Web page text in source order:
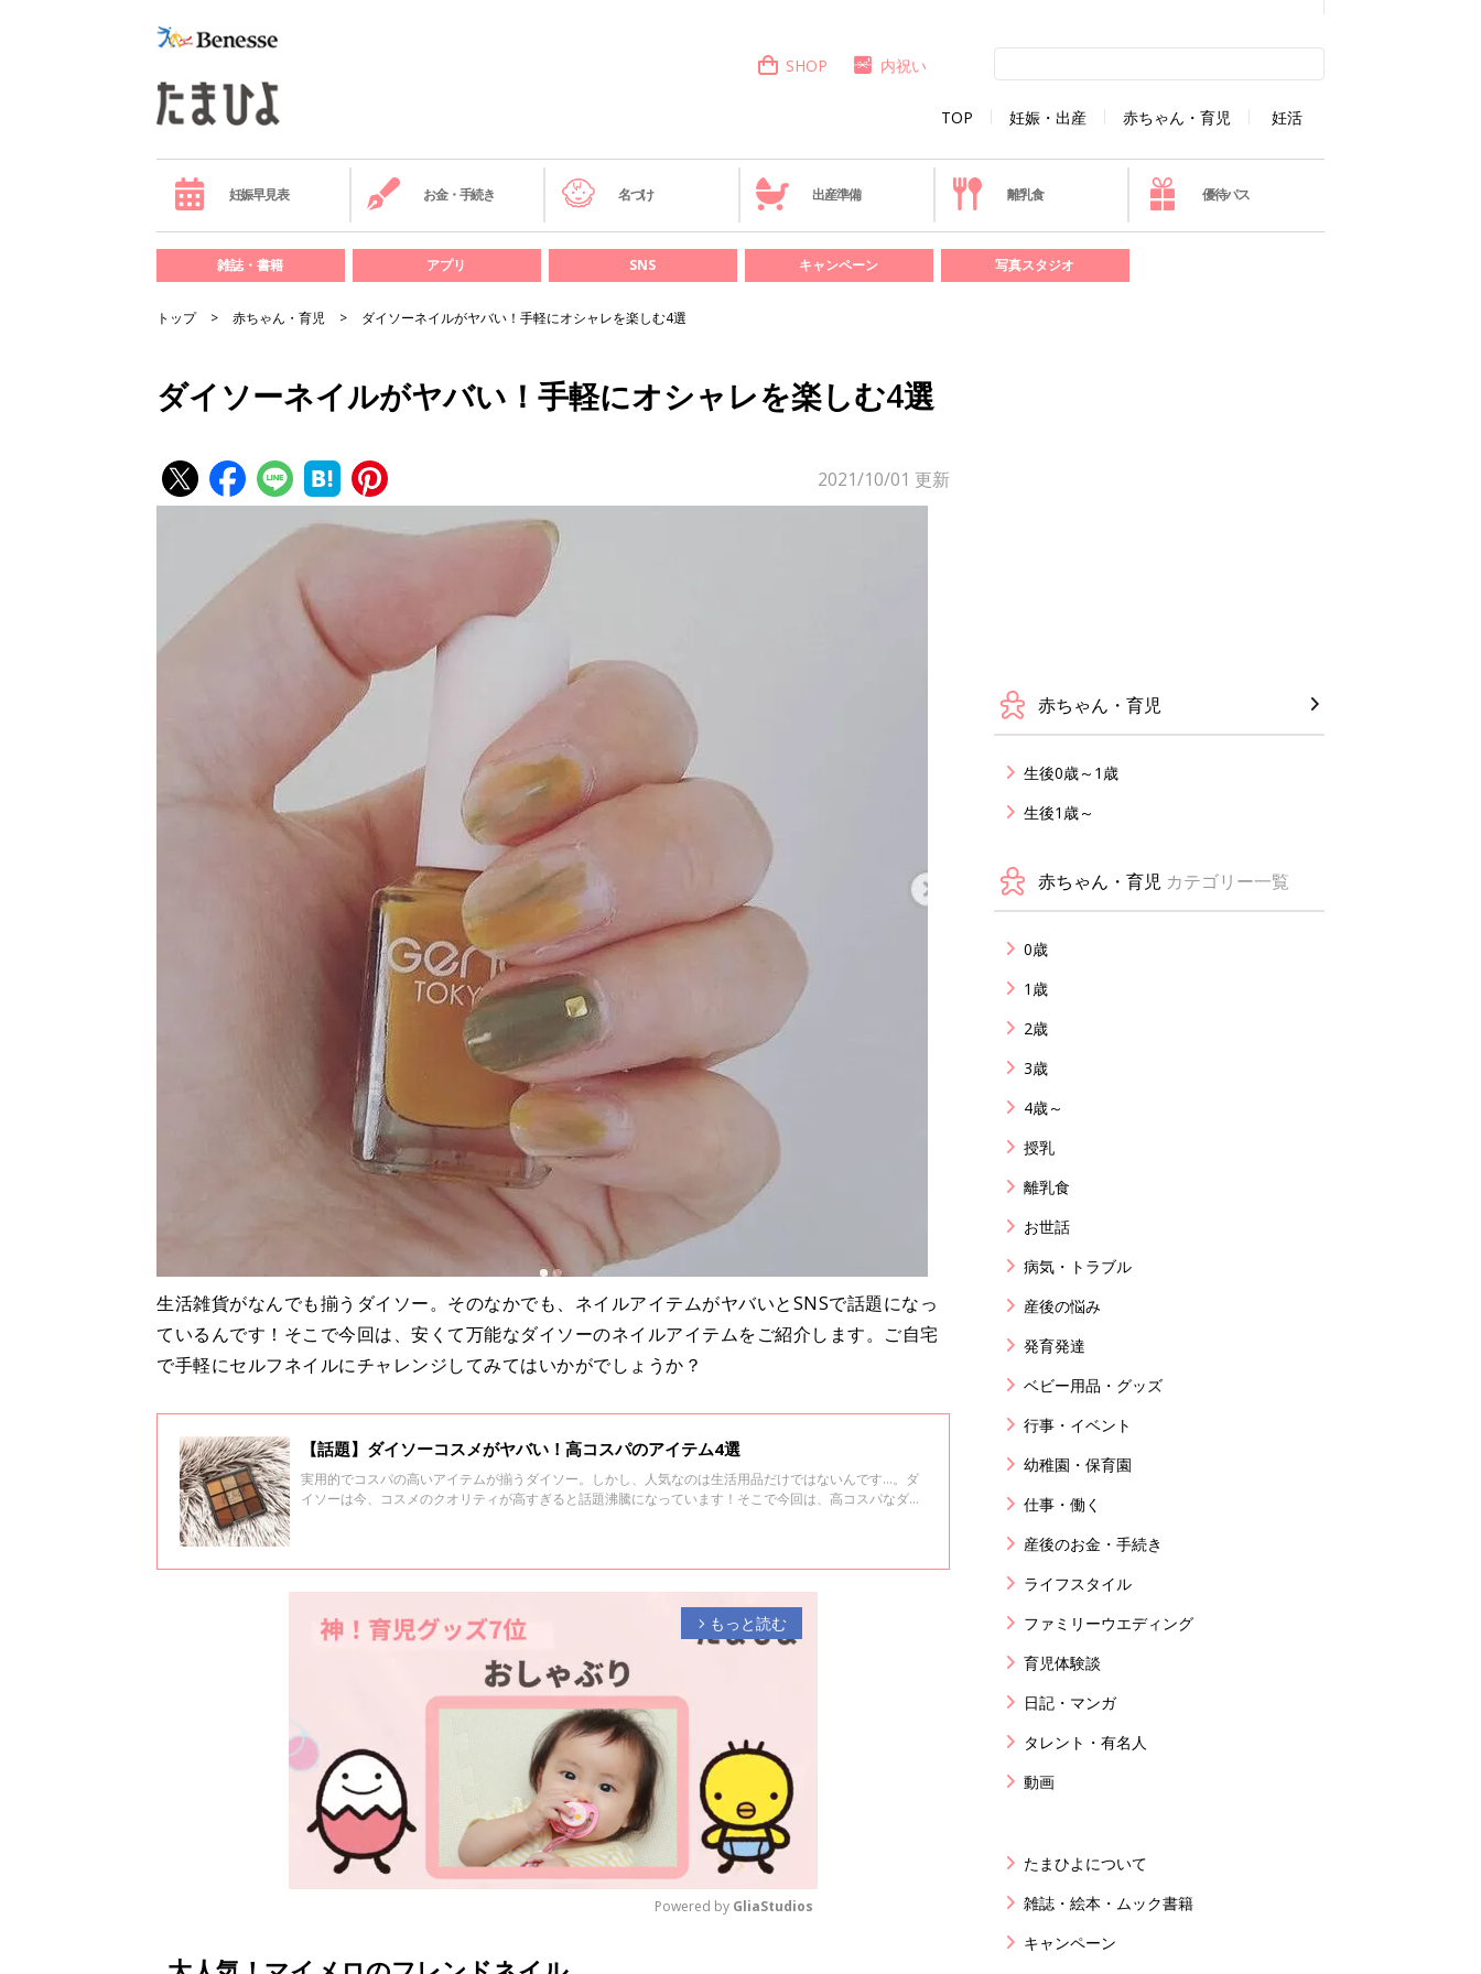
TOP 妊娠・出産 赤ちゃん・育児 妊活
SHOP 内祝い
妊娠早見表 お金・手続き 名づけ 出産準備 離乳食 優待パス
雑誌・書籍 アプリ SNS キャンペーン 写真スタジオ
トップ 赤ちゃん・育児 ダイソーネイルがヤバい！手軽にオシャレを楽しむ4選
ダイソーネイルがヤバい！手軽にオシャレを楽しむ4選
2021/10/01 更新
生活雑貨がなんでも揃うダイソー。そのなかでも、ネイルアイテムがヤバいとSNSで話題になっ
ているんです！そこで今回は、安くて万能なダイソーのネイルアイテムをご紹介します。ご自宅
で手軽にセルフネイルにチャレンジしてみてはいかがでしょうか？
【話題】ダイソーコスメがヤバい！高コスパのアイテム4選
実用的でコスパの高いアイテムが揃うダイソー。しかし、人気なのは生活用品だけではないんです…。ダ
イソーは今、コスメのクオリティが高すぎると話題沸騰になっています！そこで今回は、高コスパなダイ
arrow_forward_ios もっと読む
Powered by GliaStudios
赤ちゃん・育児
生後0歳～1歳
生後1歳～
赤ちゃん・育児 カテゴリー一覧
0歳
1歳
2歳
3歳
4歳～
授乳
離乳食
お世話
病気・トラブル
産後の悩み
発育発達
ベビー用品・グッズ
行事・イベント
幼稚園・保育園
仕事・働く
産後のお金・手続き
ライフスタイル
ファミリーウエディング
育児体験談
日記・マンガ
タレント・有名人
動画
たまひよについて
雑誌・絵本・ムック書籍
キャンペーン